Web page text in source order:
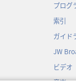
プログ
索引
ガイド
JW
ビデオ